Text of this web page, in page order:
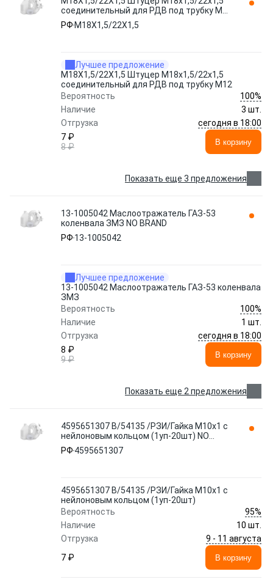
соединительный для РДВ под трубку М12
NO BRAND
РФ М18Х1,5/22Х1,5
Лучшее предложение
М18Х1,5/22Х1,5 Штуцер М18х1,5/22х1,5
соединительный для РДВ под трубку М12
Вероятность
100%
Наличие
3 шт.
Отгрузка
сегодня в 18:00
7 ₽
8 ₽
В корзину
Показать еще 3 предложения
13-1005042 Маслоотражатель ГАЗ-53
коленвала ЗМЗ NO BRAND
РФ 13-1005042
Лучшее предложение
13-1005042 Маслоотражатель ГАЗ-53 коленвала
ЗМЗ
Вероятность
100%
Наличие
1 шт.
Отгрузка
сегодня в 18:00
8 ₽
9 ₽
В корзину
Показать еще 2 предложения
4595651307 В/54135 /РЗИ/Гайка М10х1 с
нейлоновым кольцом (1уп-20шт) NO
BRAND
РФ 4595651307
4595651307 В/54135 /РЗИ/Гайка М10х1 с
нейлоновым кольцом (1уп-20шт)
Вероятность
95%
Наличие
10 шт.
Отгрузка
9 - 11 августа
7 ₽
В корзину